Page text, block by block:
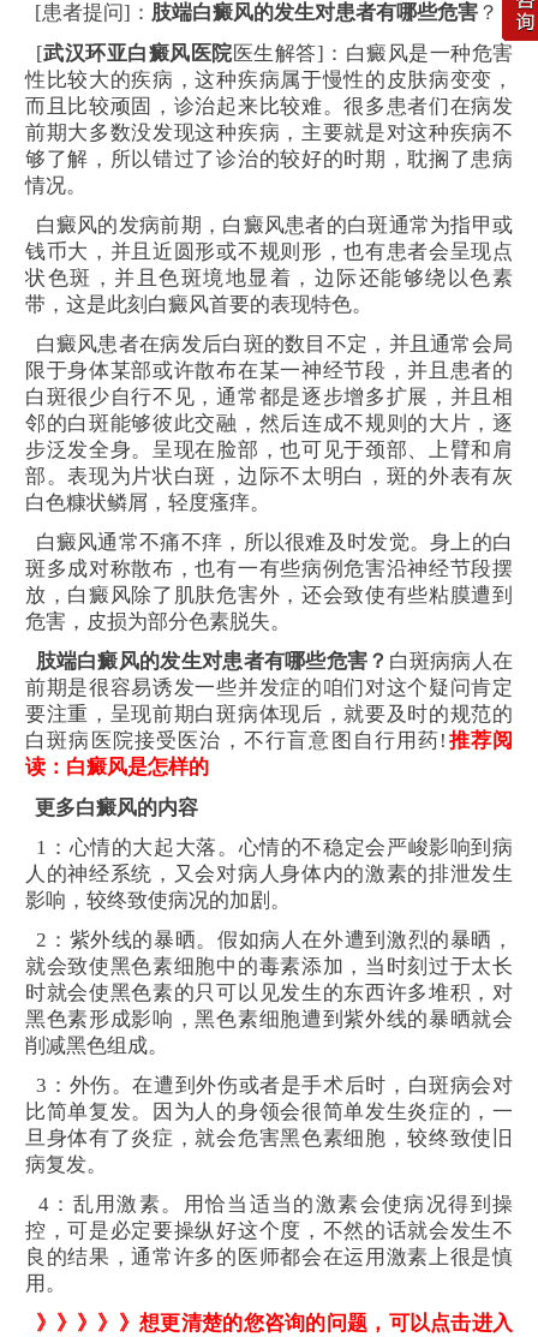
[患者提问]： 肢端白癜风的发生对患者有哪些危害 ？
[武汉环亚白癜风医院医生解答]：白癜风是一种危害
性比较大的疾病，这种疾病属于慢性的皮肤病变变，
而且比较顽固，诊治起来比较难。很多患者们在病发
前期大多数没发现这种疾病，主要就是对这种疾病不
够了解，所以错过了诊治的较好的时期，耽搁了患病
情况。
白癜风的发病前期，白癜风患者的白斑通常为指甲或
钱币大，并且近圆形或不规则形，也有患者会呈现点
状色斑，并且色斑境地显着，边际还能够绕以色素
带，这是此刻白癜风首要的表现特色。
白癜风患者在病发后白斑的数目不定，并且通常会局
限于身体某部或许散布在某一神经节段，并且患者的
白斑很少自行不见，通常都是逐步增多扩展，并且相
邻的白斑能够彼此交融，然后连成不规则的大片，逐
步泛发全身。呈现在脸部，也可见于颈部、上臂和肩
部。表现为片状白斑，边际不太明白，斑的外表有灰
白色糠状鳞屑，轻度瘙痒。
白癜风通常不痛不痒，所以很难及时发觉。身上的白
斑多成对称散布，也有一有些病例危害沿神经节段摆
放，白癜风除了肌肤危害外，还会致使有些粘膜遭到
危害，皮损为部分色素脱失。
肢端白癜风的发生对患者有哪些危害？ 白斑病病人在
前期是很容易诱发一些并发症的咱们对这个疑问肯定
要注重，呈现前期白斑病体现后，就要及时的规范的
白斑病医院接受医治，不行盲意图自行用药! 推荐阅
读： 白癜风是怎样的
更多白癜风的内容
1：心情的大起大落。心情的不稳定会严峻影响到病
人的神经系统，又会对病人身体内的激素的排泄发生
影响，较终致使病况的加剧。
2：紫外线的暴晒。假如病人在外遭到激烈的暴晒，
就会致使黑色素细胞中的毒素添加，当时刻过于太长
时就会使黑色素的只可以见发生的东西许多堆积，对
黑色素形成影响，黑色素细胞遭到紫外线的暴晒就会
削减黑色组成。
3：外伤。在遭到外伤或者是手术后时，白斑病会对
比简单复发。因为人的身领会很简单发生炎症的，一
旦身体有了炎症，就会危害黑色素细胞，较终致使旧
病复发。
4：乱用激素。用恰当适当的激素会使病况得到操
控，可是必定要操纵好这个度，不然的话就会发生不
良的结果，通常许多的医师都会在运用激素上很是慎
用。
》》》》》想更清楚的您咨询的问题，可以点击进入